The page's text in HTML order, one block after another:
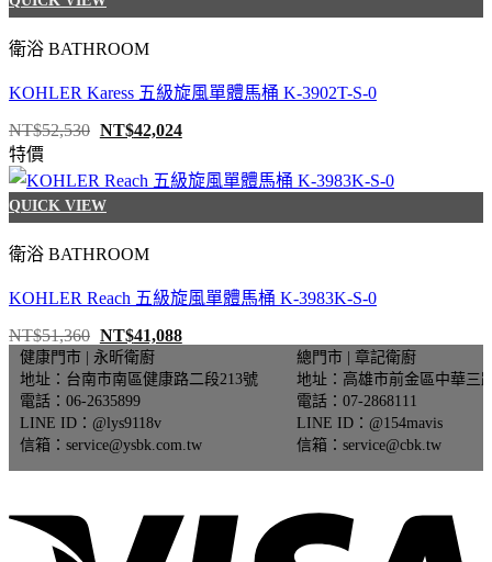
衛浴 BATHROOM
KOHLER Karess 五級旋風單體馬桶 K-3902T-S-0
NT$52,530 原
格：
NT$52,530。
NT$42,024目
格：
特價
QUICK VIEW
衛浴 BATHROOM
KOHLER Reach 五級旋風單體馬桶 K-3983K-S-0
NT$51,360 原
始
價
格：
NT$51,360。
NT$41,088目
價
格：
健康門市 | 永昕衛廚
地址：台南市南區健康路二段213號
電話：06-2635899
LINE ID：@lys9118v
信箱：service@ysbk.com.tw
總門市 | 章記衛廚
地址：高雄市前金區中華三
電話：07-2868111
LINE ID：@154mavis
信箱：service@cbk.tw